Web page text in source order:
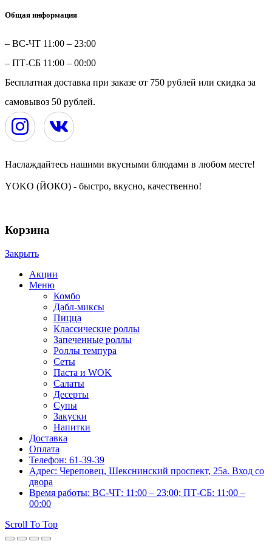
Общая информация
– ВС-ЧТ 11:00 – 23:00
– ПТ-СБ 11:00 – 00:00
Бесплатная доставка при заказе от 750 рублей или скидка за
самовывоз 50 рублей.
Наслаждайтесь нашими вкусными блюдами в любом месте!
YOKO (ЙОКО) - быстро, вкусно, качественно!
Корзина
Закрыть
Акции
Меню
Комбо
Дабл-миксы
Пицца
Классические роллы
Запеченные роллы
Роллы темпура
Сеты
Паста и WOK
Салаты
Десерты
Супы
Закуски
Напитки
Доставка
Оплата
Телефон: 61-39-39
Адрес: Череповец, Шекснинский проспект, 25а. Вход со
двора
Время работы: ВС-ЧТ: 11:00 – 23:00; ПТ-СБ: 11:00 –
00:00
Scroll To Top